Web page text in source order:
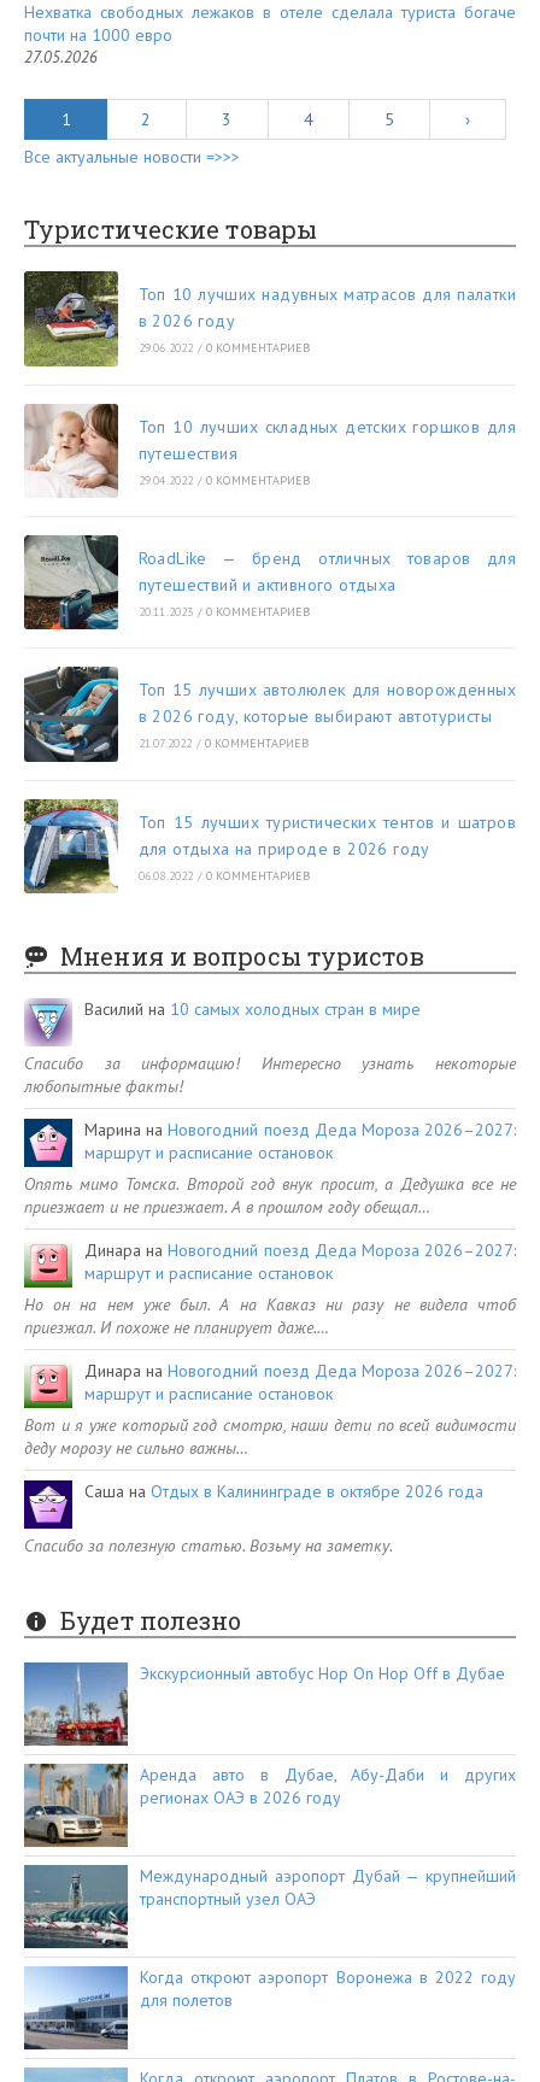
Нехватка свободных лежаков в отеле сделала туриста богаче
почти на 1000 евро
27.05.2026
1 2 3 4 5
›
Все актуальные новости =>>>
Туристические товары
Топ 10 лучших надувных матрасов для палатки
в 2026 году
29.06.2022 / 0 КОММЕНТАРИЕВ
Топ 10 лучших складных детских горшков для
путешествия
29.04.2022 / 0 КОММЕНТАРИЕВ
RoadLike — бренд отличных товаров для
путешествий и активного отдыха
20.11.2023 / 0 КОММЕНТАРИЕВ
Топ 15 лучших автолюлек для новорожденных
в 2026 году, которые выбирают автотуристы
21.07.2022 / 0 КОММЕНТАРИЕВ
Топ 15 лучших туристических тентов и шатров
для отдыха на природе в 2026 году
06.08.2022 / 0 КОММЕНТАРИЕВ
Мнения и вопросы туристов
Василий на 10 самых холодных стран в мире
Спасибо за информацию! Интересно узнать некоторые
любопытные факты!
Марина наНовогодний поезд Деда Мороза 2026–2027:
маршрут и расписание остановок
Опять мимо Томска. Второй год внук просит, а Дедушка все не
приезжает и не приезжает. А в прошлом году обещал…
Динара наНовогодний поезд Деда Мороза 2026–2027:
маршрут и расписание остановок
Но он на нем уже был. А на Кавказ ни разу не видела чтоб
приезжал. И похоже не планирует даже.…
Динара наНовогодний поезд Деда Мороза 2026–2027:
маршрут и расписание остановок
Вот и я уже который год смотрю, наши дети по всей видимости
деду морозу не сильно важны…
Саша на Отдых в Калининграде в октябре 2026 года
Спасибо за полезную статью. Возьму на заметку.
Будет полезно
Экскурсионный автобус Hop On Hop Off в Дубае
Аренда авто в Дубае, Абу-Даби и других
регионах ОАЭ в 2026 году
Международный аэропорт Дубай — крупнейший
транспортный узел ОАЭ
Когда откроют аэропорт Воронежа в 2022 году
для полетов